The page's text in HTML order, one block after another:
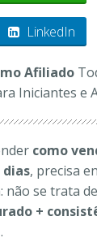
LinkedIn
Afiliado
Iniciantes e
como
, precisa
não se trata
+
.